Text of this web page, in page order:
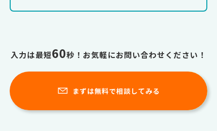
入力は最短60秒！お気軽にお問い合わせください！
まずは無料で相談してみる